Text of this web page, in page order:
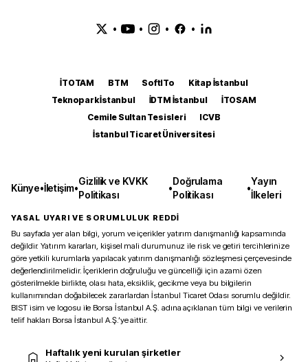
• • • •
İTOTAM BTM SoftITo
Kitap İstanbul
Teknopark İstanbul
İDTM İstanbul
İTOSAM
Cemile Sultan Tesisleri
ICVB
İstanbul Ticaret Üniversitesi
Künye•İletişim•
Gizlilik ve KVKK
Politikası
•
Doğrulama
Politikası
•
Yayın
İlkeleri
YASAL UYARI VE SORUMLULUK REDDİ
Bu sayfada yer alan bilgi, yorum ve içerikler yatırım danışmanlığı kapsamında
değildir. Yatırım kararları, kişisel mali durumunuz ile risk ve getiri tercihlerinize
göre yetkili kurumlarla yapılacak yatırım danışmanlığı sözleşmesi çerçevesinde
değerlendirilmelidir. İçeriklerin doğruluğu ve güncelliği için azami özen
gösterilmekle birlikte, olası hata, eksiklik, gecikme veya bu bilgilerin
kullanımından doğabilecek zararlardan İstanbul Ticaret Odası sorumlu değildir.
BIST isim ve logosu ile Borsa İstanbul A.Ş. adına açıklanan tüm bilgi ve verilerin
telif hakları Borsa İstanbul A.Ş.’ye aittir.
Haftalık yeni kurulan şirketler